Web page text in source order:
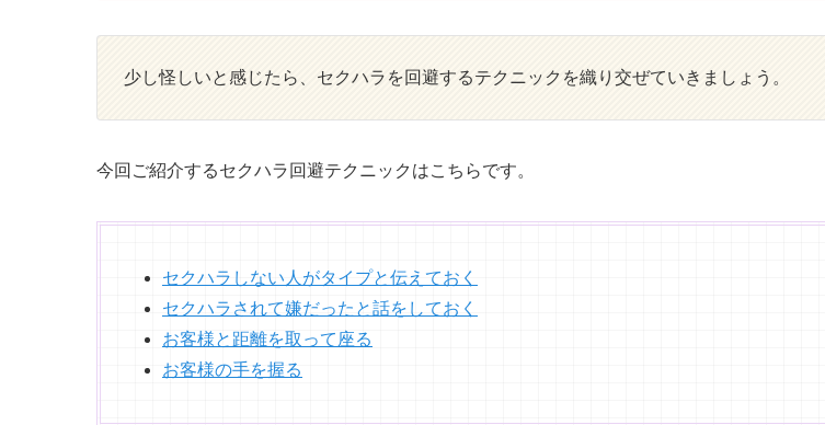
少し怪しいと感じたら、セクハラを回避するテクニックを織り交ぜていきましょう。
今回ご紹介するセクハラ回避テクニックはこちらです。
セクハラしない人がタイプと伝えておく
セクハラされて嫌だったと話をしておく
お客様と距離を取って座る
お客様の手を握る